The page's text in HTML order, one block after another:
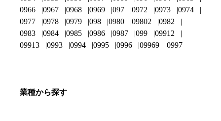
0966
0967 0968 0969 097 0972 0973
0974
0977
0978 0979 098 0980 09802
0982
0983
0984 0985 0986 0987 099
09912
09913
0993 0994 0995 0996 09969 0997
業種から探す